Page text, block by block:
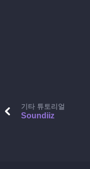
기타 튜토리얼
Soundiiz